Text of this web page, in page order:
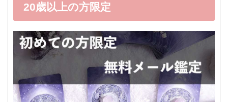
20歳以上の方限定